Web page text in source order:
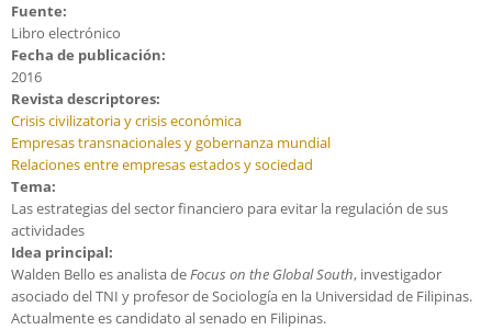
Fuente:
Libro electrónico
Fecha de publicación:
2016
Revista descriptores:
Crisis civilizatoria y crisis económica
Empresas transnacionales y gobernanza mundial
Relaciones entre empresas estados y sociedad
Tema:
Las estrategias del sector financiero para evitar la regulación de sus
actividades
Idea principal:
Walden Bello es analista deFocus on the Global South, investigador
asociado del TNI y profesor de Sociología en la Universidad de Filipinas.
Actualmente es candidato al senado en Filipinas.